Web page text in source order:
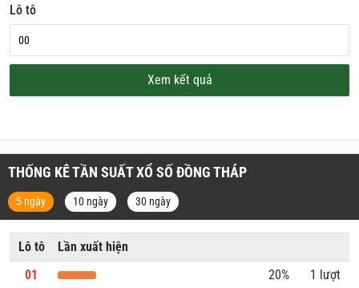
Lô tô
Xem kết quả
THỐNG KÊ TẦN SUẤT XỔ SỐ ĐỒNG THÁP
5 ngày 10 ngày 30 ngày
Lô tô
Lần xuất hiện
01
20% 1 lượt